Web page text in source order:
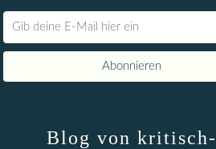
Blog von kritisch-